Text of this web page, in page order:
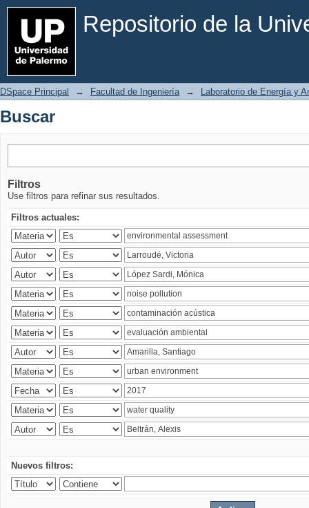
Repositorio de la
Buscar
DSpace Principal → Facultad de Ingeniería → Laboratorio de Energía y
Buscar
Filtros
Use filtros para refinar sus resultados.
Filtros actuales:
Nuevos filtros: